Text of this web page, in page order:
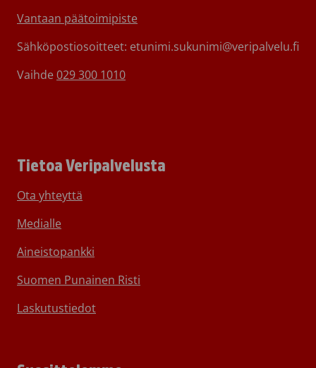
Vantaan päätoimipiste
Sähköpostiosoitteet: etunimi.sukunimi@veripalvelu.fi
Vaihde 029 300 1010
Tietoa Veripalvelusta
Ota yhteyttä
Medialle
Aineistopankki
Suomen Punainen Risti
Laskutustiedot